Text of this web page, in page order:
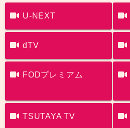
U-NEXT
dTV
FODプレミアム
TSUTAYA TV